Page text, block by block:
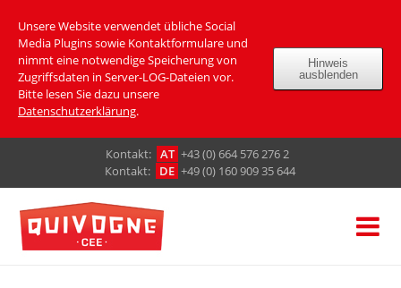
Unsere Website verwendet übliche Social
Media Plugins sowie Kontaktformulare und
nimmt eine notwendige Speicherung von
Zugriffsdaten in Server-LOG-Dateien vor.
Bitte lesen Sie dazu unsere
Datenschutzerklärung.
Hinweis
ausblenden
Кontakt: AT +43 (0) 664 576 276 2
Кontakt:
DE +49 (0) 160 909 35 644